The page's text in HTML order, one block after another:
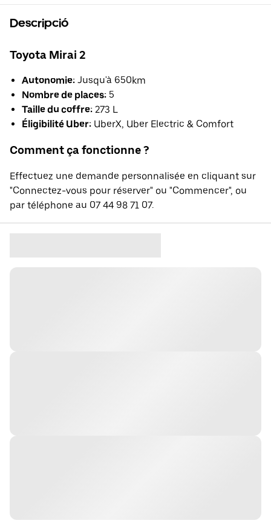
Descripció
Toyota Mirai 2
Autonomie: Jusqu'à 650km
Nombre de places: 5
Taille du coffre: 273 L
Éligibilité Uber: UberX, Uber Electric & Comfort
Comment ça fonctionne ?
Effectuez une demande personnalisée en cliquant sur
"Connectez-vous pour réserver" ou "Commencer", ou
par téléphone au 07 44 98 71 07.